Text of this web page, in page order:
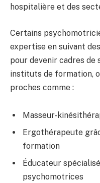
hospitalière et des
Certains
expertise en suivant
pour devenir cadres de
instituts de formation,
proches comme :
Masseur-
Ergothérapeute
formation
Éducateur
psychomotrices